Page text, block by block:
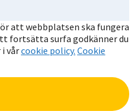
att webbplatsen ska fungera
fortsätta surfa godkänner du
i vårcookie policy. Cookie